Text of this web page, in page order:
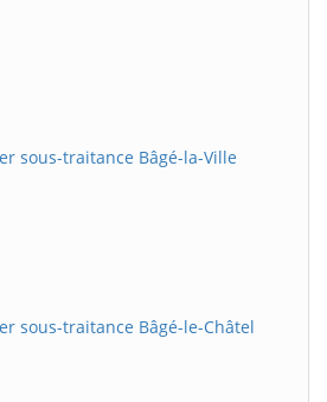
sous-traitance Bâgé-la-Ville
sous-traitance Bâgé-le-Châtel